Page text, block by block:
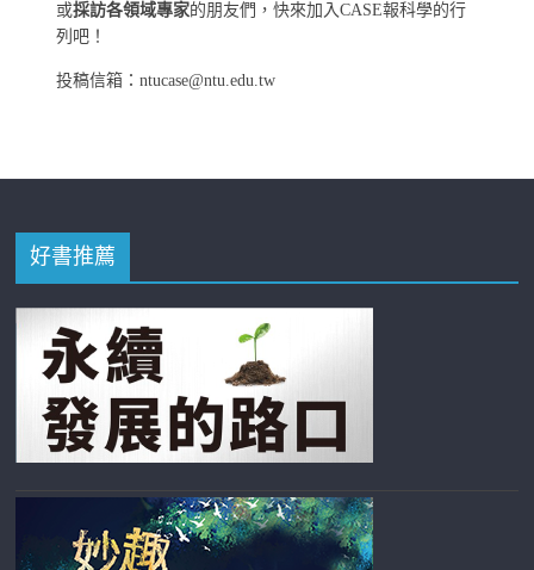
或採訪各領域專家的朋友們，快來加入CASE報科學的行
列吧！
投稿信箱：ntucase@ntu.edu.tw
好書推薦